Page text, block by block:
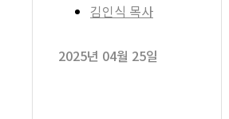
김인식 목사
2025년 04월 25일